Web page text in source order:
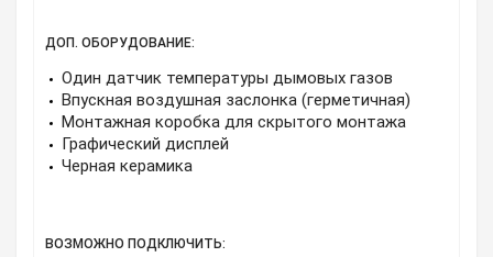
ДОП. ОБОРУДОВАНИЕ:
Один датчик температуры дымовых газов
Впускная воздушная заслонка (герметичная)
Монтажная коробка для скрытого монтажа
Графический дисплей
Черная керамика
ВОЗМОЖНО ПОДКЛЮЧИТЬ: